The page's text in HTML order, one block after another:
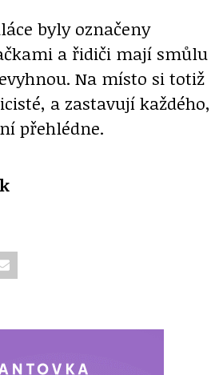
byly označeny
a řidiči mají smůlu
Na místo si totiž
a zastavují každého,
přehlédne.